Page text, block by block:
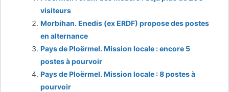
visiteurs
Morbihan. Enedis (ex ERDF) propose des postes
en alternance
Pays de Ploërmel. Mission locale : encore 5
postes à pourvoir
Pays de Ploërmel. Mission locale : 8 postes à
pourvoir